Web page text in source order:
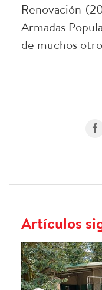
Renovación
Armadas
de muchos
Artículos